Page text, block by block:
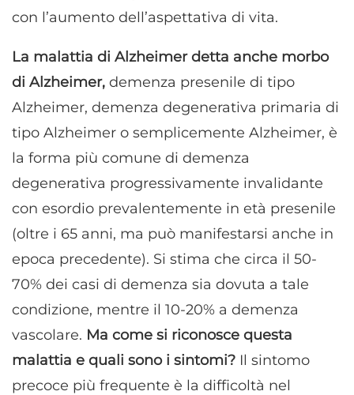
con l’aumento dell’aspettativa di vita.
La malattia di Alzheimer detta anche morbo
di Alzheimer, demenza presenile di tipo
Alzheimer, demenza degenerativa primaria di
tipo Alzheimer o semplicemente Alzheimer, è
la forma più comune di demenza
degenerativa progressivamente invalidante
con esordio prevalentemente in età presenile
(oltre i 65 anni, ma può manifestarsi anche in
epoca precedente). Si stima che circa il 50-
70% dei casi di demenza sia dovuta a tale
condizione, mentre il 10-20% a demenza
vascolare. Ma come si riconosce questa
malattia e quali sono i sintomi? Il sintomo
precoce più frequente è la difficoltà nel